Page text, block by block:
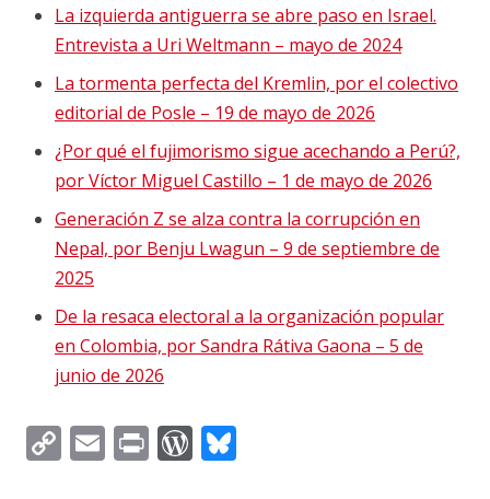
La izquierda antiguerra se abre paso en Israel.
Entrevista a Uri Weltmann – mayo de 2024
La tormenta perfecta del Kremlin, por el colectivo
editorial de Posle – 19 de mayo de 2026
¿Por qué el fujimorismo sigue acechando a Perú?,
por Víctor Miguel Castillo – 1 de mayo de 2026
Generación Z se alza contra la corrupción en
Nepal, por Benju Lwagun – 9 de septiembre de
2025
De la resaca electoral a la organización popular
en Colombia, por Sandra Rátiva Gaona – 5 de
junio de 2026
CopyEmailPrintWordPress